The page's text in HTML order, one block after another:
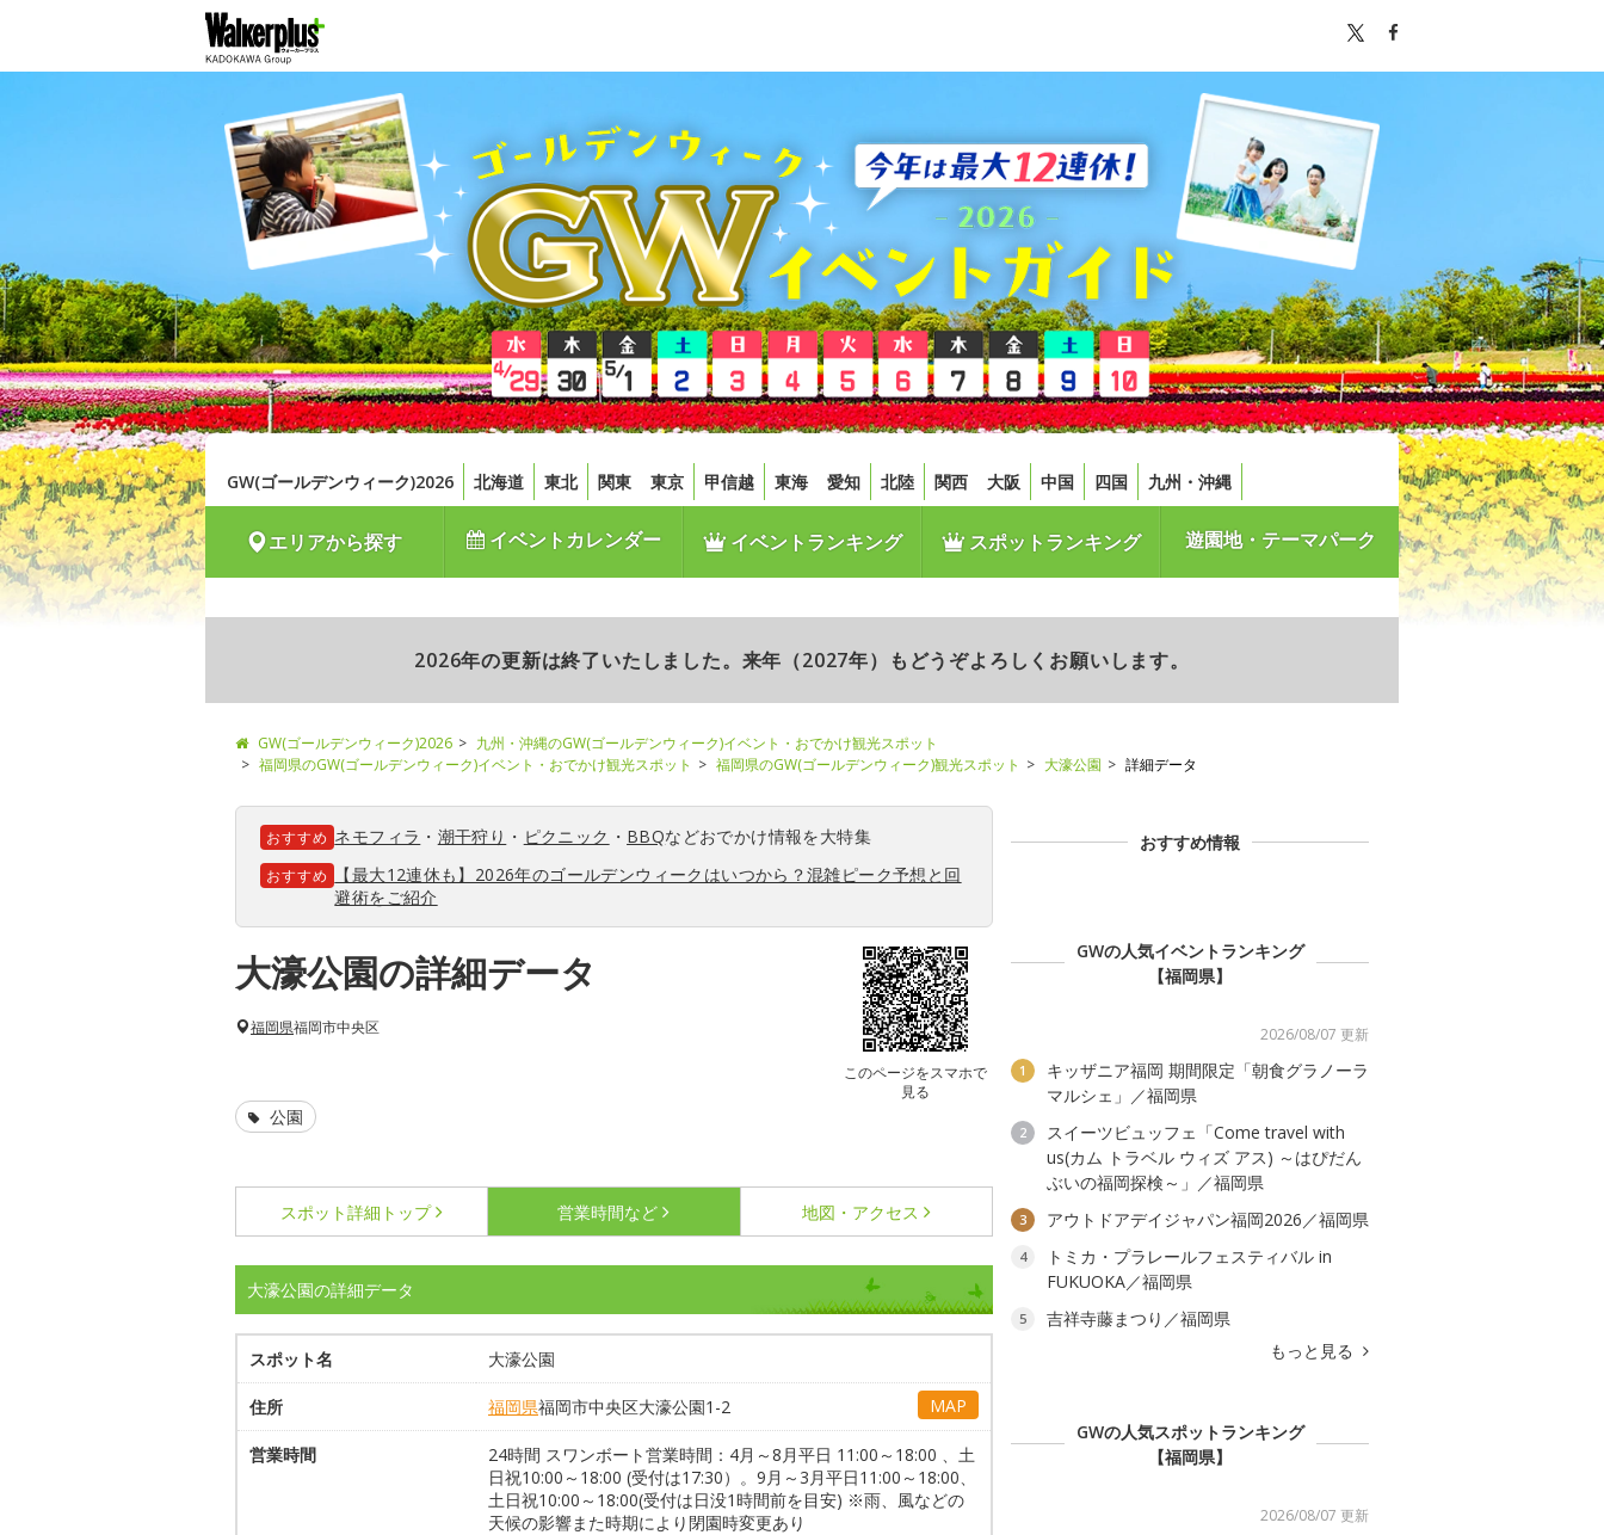
GW(ゴールデンウィーク)2026 北海道 東北 関東 東京 甲信越 東海 愛知 北陸 関西 大阪 中国 四国 九州・沖縄
エリアから探す イベントカレンダー イベントランキング スポットランキング 遊園地・テーマパーク
2026年の更新は終了いたしました。来年（2027年）もどうぞよろしくお願いします。
GW(ゴールデンウィーク)2026
九州・沖縄のGW(ゴールデンウィーク)イベント・おでかけ観光スポット
福岡県のGW(ゴールデンウィーク)イベント・おでかけ観光スポット
福岡県のGW(ゴールデンウィーク)観光スポット 大濠公園 詳細データ
おすすめ ネモフィラ ・ 潮干狩り ・ ピクニック ・ BBQなどおでかけ情報を大特集
おすすめ
【最大12連休も】2026年のゴールデンウィークはいつから？混雑ピーク予想と回
避術をご紹介
大濠公園の詳細データ
このページをスマホで
見る
福岡県福岡市中央区
公園
スポット詳細 トップ 営業時間など 地図・アクセス
大濠公園の詳細データ
スポット名 大濠公園
住所 福岡県福岡市中央区大濠公園1-2 MAP
営業時間
24時間 スワンボート営業時間：4月～8月平日 11:00～18:00 、土
日祝10:00～18:00 (受付は17:30）。9月～3月平日11:00～18:00、
土日祝10:00～18:00(受付は日没1時間前を目安) ※雨、風などの
天候の影響また時期により閉園時変更あり
おすすめ情報
GWの人気イベントランキング
【福岡県】
2026/08/07 更新
1
キッザニア福岡 期間限定「朝食グラノーラ
マルシェ」／福岡県
2
スイーツビュッフェ「Come travel with
us(カム トラベル ウィズ アス) ～はぴだん
ぶいの福岡探検～」／福岡県
3 アウトドアデイジャパン福岡2026／福岡県
4
トミカ・プラレールフェスティバル in
FUKUOKA／福岡県
5
吉祥寺藤まつり／福岡県
もっと見る
GWの人気スポットランキング
【福岡県】
2026/08/07 更新